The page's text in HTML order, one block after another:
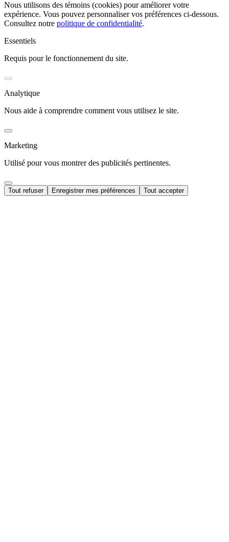
Nous utilisons des témoins (cookies) pour améliorer votre
expérience. Vous pouvez personnaliser vos préférences ci-dessous.
Consultez notre politique de confidentialité.
Essentiels
Requis pour le fonctionnement du site.
Analytique
Nous aide à comprendre comment vous utilisez le site.
Marketing
Utilisé pour vous montrer des publicités pertinentes.
Tout refuser Enregistrer mes préférences Tout accepter